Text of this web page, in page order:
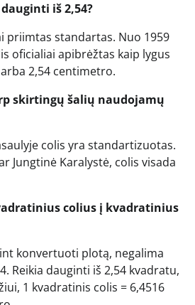
iš 2,54?
priimtas standartas. Nuo 1959
oficialiai apibrėžtas kaip lygus
2,54 centimetro.
skirtingų šalių naudojamų
colis yra standartizuotas.
Jungtinė Karalystė, colis visada
colius į kvadratinius
konvertuoti plotą, negalima
Reikia dauginti iš 2,54 kvadratu,
1 kvadratinis colis = 6,4516